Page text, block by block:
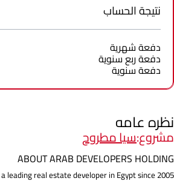
نتيجة الحساب
دفعة شهرية
دفعة ربع سنوية
دفعة سنوية
نظره عامه
مشروع:سيا مطروح
ABOUT ARAB DEVELOPERS HOLDING
leading real estate developer in Egypt since 2005